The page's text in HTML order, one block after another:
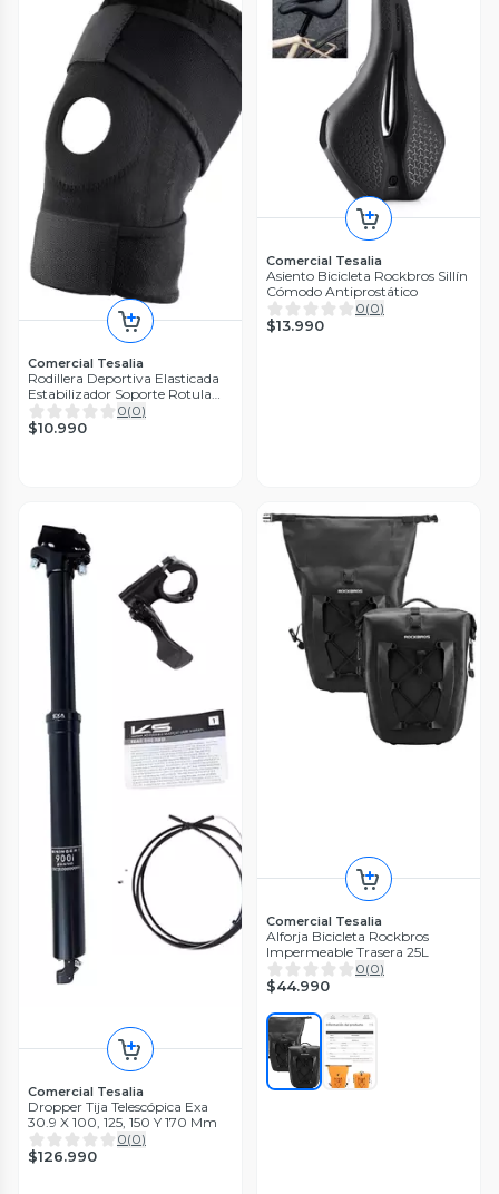
Comercial Tesalia
Rodillera Deportiva Elasticada
Estabilizador Soporte Rotula
Negro
0(0)
$10.990
Comercial Tesalia
Asiento Bicicleta Rockbros Sillín
Cómodo Antiprostático
0(0)
$13.990
Comercial Tesalia
Dropper Tija Telescópica Exa
30.9 X 100, 125, 150 Y 170 Mm
0(0)
$126.990
Comercial Tesalia
Alforja Bicicleta Rockbros
Impermeable Trasera 25L
0(0)
$44.990